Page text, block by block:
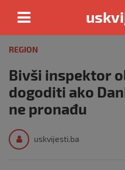
content
REGION
Bivši inspektor
dogoditi ako
ne pronađu
uskvijesti.ba